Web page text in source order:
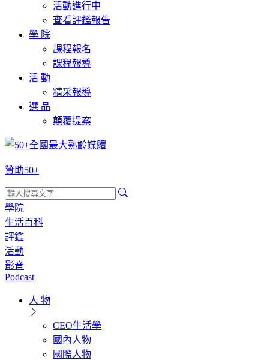
活動進行中
查看評鑑報告
學 院
課程報名
課程報導
活 動
精采報導
選 品
顛覆提案
贊助50+
學院
生活百科
評鑑
活動
影音
Podcast
人 物
CEO生活學
國內人物
國際人物